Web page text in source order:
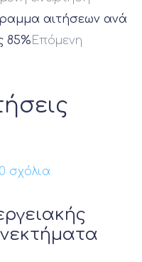
αιτήσεων ανά
85% Επόμενη
0 σχόλια